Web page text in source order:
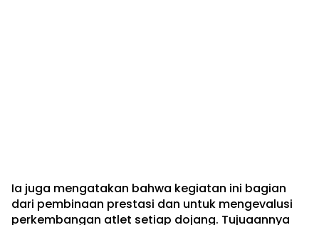
Ia juga mengatakan bahwa kegiatan ini bagian
dari pembinaan prestasi dan untuk mengevalusi
perkembangan atlet setiap dojang. Tujuaannya